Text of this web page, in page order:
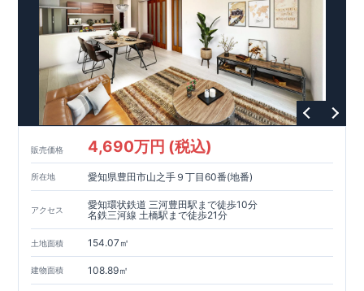
います。
【耐震等級3取得】
・東栄住宅の建物は、国が定めた耐震等級で最高の3を取得。
建築基準法で定められた、｢数百年に一度発生する地震に対し
て、倒壊、崩壊しない。｣という基準から、さらに1.5倍の耐震
力を達成しています。
【住宅性能評価ダブル取得】
・設計住宅性能評価：建物設計段階で、国が認めた第三者機関
が評価しています。
・建設住宅性能評価：評価を受けた図面通りに施工されている
か、建設までに、計4回のチェックが行われます。
図面や書類上だけでなく、現場の施工状況を検査した上で、品
質を保証しています。
【長期優良住宅】
・東栄住宅は国が定める全7つの技術基準をクリアしています。
長期優良住宅とは、｢良い家を作って、きちんと手入れをして、
長く大切に使う｣ことを目的とした認定制度。住宅ローン減税、
固定資産税などの税制優遇を受けられるだけでなく、中古市場
でも、長期優良住宅が有利に働きます。
【充実のアフターサポート】
・東栄住宅では、お引渡し後最大10回の無料定期点検と、60年
販売価格 4,690万円 (税込)
所在地 愛知県豊田市山之手９丁目60番(地番)
アクセス
愛知環状鉄道 三河豊田駅まで徒歩10分
名鉄三河線 土橋駅まで徒歩21分
土地面積 154.07㎡
建物面積 108.89㎡